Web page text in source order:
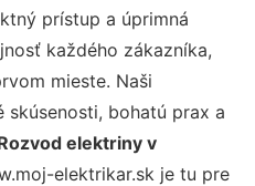
prístup a úprimná
každého zákazníka,
mieste. Naši
bohatú prax a
elektriny v
elektrikar.sk je tu pre